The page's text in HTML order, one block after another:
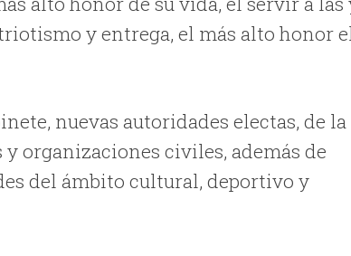
y entrega, el más alto honor
nuevas autoridades electas, de la
organizaciones civiles, además de
del ámbito cultural, deportivo y